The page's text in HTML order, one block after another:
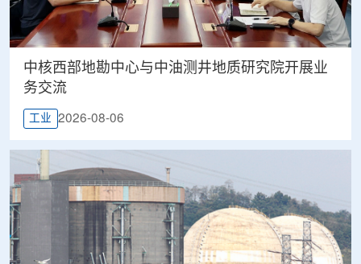
中核西部地勘中心与中油测井地质研究院开展业
务交流
工业 2026-08-06